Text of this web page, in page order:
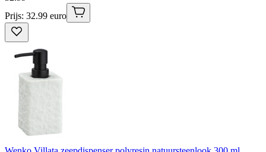
Prijs: 32.99 euro